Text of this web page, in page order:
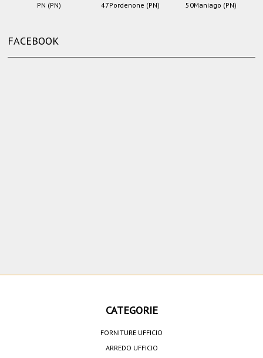
PN (PN)
47Pordenone (PN)
50Maniago (PN)
FACEBOOK
CATEGORIE
FORNITURE UFFICIO
ARREDO UFFICIO